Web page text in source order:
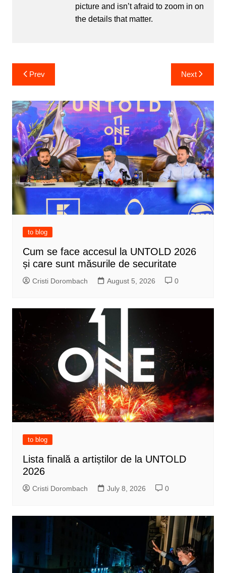
picture and isn’t afraid to zoom in on
the details that matter.
Post
navigation
Prev Next
to blog
Cum se face accesul la UNTOLD 2026
și care sunt măsurile de securitate
Cristi Dorombach August 5, 2026 0
to blog
Lista finală a artiștilor de la UNTOLD
2026
Cristi Dorombach July 8, 2026 0